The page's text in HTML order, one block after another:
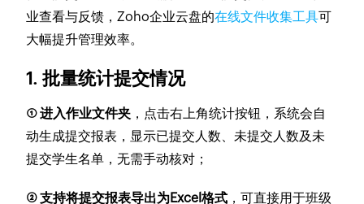
业查看与反馈，Zoho企业云盘的在线文件收集工具可
大幅提升管理效率。
1. 批量统计提交情况
① 进入作业文件夹 ，点击右上角统计按钮，系统会自
动生成提交报表，显示已提交人数、未提交人数及未
提交学生名单，无需手动核对；
② 支持将提交报表导出为Excel格式 ，可直接用于班级